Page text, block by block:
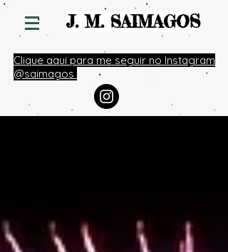
J. M. SAIMAGOS
Clique aqui para me seguir no Instagram
@saimagos